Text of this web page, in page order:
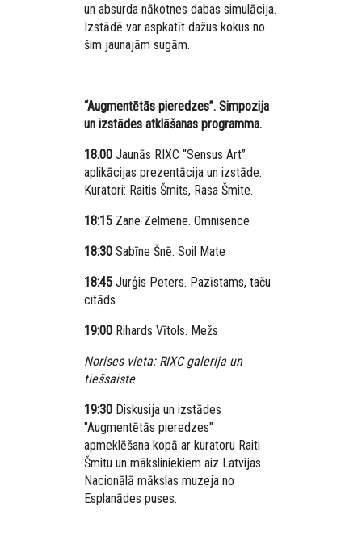
un absurda nākotnes dabas simulācija.
Izstādē var aspkatīt dažus kokus no
šim jaunajām sugām.
“Augmentētās pieredzes”. Simpozija
un izstādes atklāšanas programma.
18.00 Jaunās RIXC “Sensus Art”
aplikācijas prezentācija un izstāde.
Kuratori: Raitis Šmits, Rasa Šmite.
18:15 Zane Zelmene. Omnisence
18:30 Sabīne Šnē. Soil Mate
18:45 Jurģis Peters. Pazīstams, taču
citāds
19:00 Rihards Vītols. Mežs
Norises vieta: RIXC galerija un
tiešsaiste
19:30 Diskusija un izstādes
"Augmentētās pieredzes"
apmeklēšana kopā ar kuratoru Raiti
Šmitu un māksliniekiem aiz Latvijas
Nacionālā mākslas muzeja no
Esplanādes puses.